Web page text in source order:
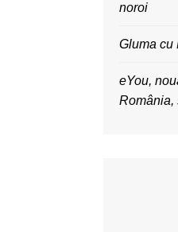
noroi
Gluma cu
eYou,
România,